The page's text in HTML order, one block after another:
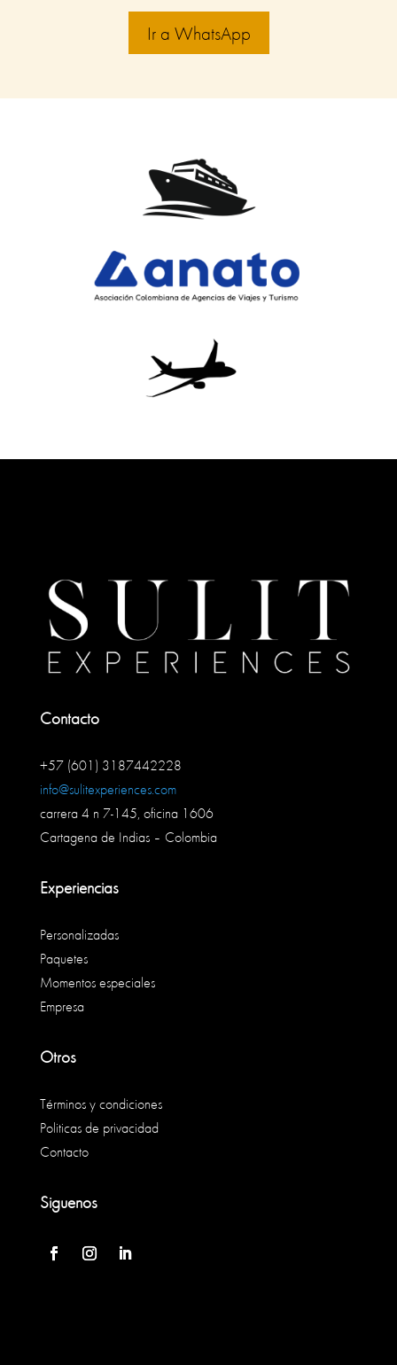
Ir a WhatsApp
Contacto
+57 (601) 3187442228
info@sulitexperiences.com
carrera 4 n 7-145, oficina 1606
Cartagena de Indias – Colombia
Experiencias
Personalizadas
Paquetes
Momentos especiales
Empresa
Otros
Términos y condiciones
Politicas de privacidad
Contacto
Siguenos